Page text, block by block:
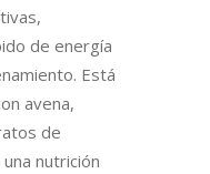
de energía
Está
avena,
de
nutrición